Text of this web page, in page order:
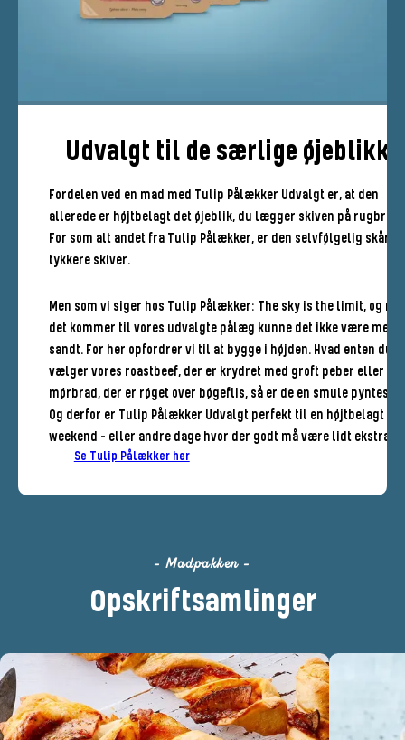
Udvalgt til de særlige øjeblikke
Fordelen ved en mad med Tulip Pålækker Udvalgt er, at den
allerede er højtbelagt det øjeblik, du lægger skiven på
For som alt andet fra Tulip Pålækker, er den selvfølgelig skåret
tykkere skiver.
Men som vi siger hos Tulip Pålækker: The sky is the limit, og når
det kommer til vores udvalgte pålæg kunne det ikke være mere
sandt. For her opfordrer vi til at bygge i højden. Hvad enten du
vælger vores roastbeef, der er krydret med groft peber eller
mørbrad, der er røget over bøgeflis, så er de en smule
Og derfor er Tulip Pålækker Udvalgt perfekt til en højtbelagt
weekend - eller andre dage hvor der godt må være lidt ekstra.
Se Tulip Pålækker her
- Madpakken -
Opskriftsamlinger